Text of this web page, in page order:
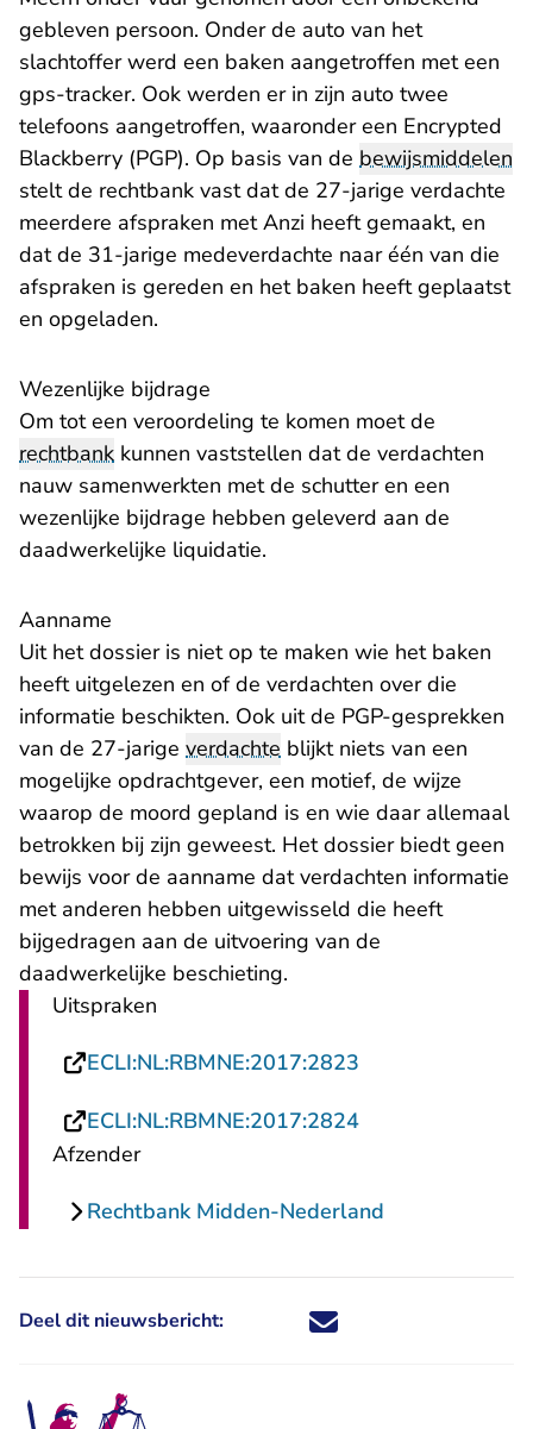
gebleven persoon. Onder de auto van het
slachtoffer werd een baken aangetroffen met een
gps-tracker. Ook werden er in zijn auto twee
telefoons aangetroffen, waaronder een Encrypted
Blackberry (PGP). Op basis van de bewijsmiddelen
stelt de rechtbank vast dat de 27-jarige verdachte
meerdere afspraken met Anzi heeft gemaakt, en
dat de 31-jarige medeverdachte naar één van die
afspraken is gereden en het baken heeft geplaatst
en opgeladen.
Wezenlijke bijdrage
Om tot een veroordeling te komen moet de
rechtbank kunnen vaststellen dat de verdachten
nauw samenwerkten met de schutter en een
wezenlijke bijdrage hebben geleverd aan de
daadwerkelijke liquidatie.
Aanname
Uit het dossier is niet op te maken wie het baken
heeft uitgelezen en of de verdachten over die
informatie beschikten. Ook uit de PGP-gesprekken
van de 27-jarige verdachte blijkt niets van een
mogelijke opdrachtgever, een motief, de wijze
waarop de moord gepland is en wie daar allemaal
betrokken bij zijn geweest. Het dossier biedt geen
bewijs voor de aanname dat verdachten informatie
met anderen hebben uitgewisseld die heeft
bijgedragen aan de uitvoering van de
daadwerkelijke beschieting.
Uitspraken
ECLI:NL:RBMNE:2017:2823
ECLI:NL:RBMNE:2017:2824- U verlaat
Afzender
Rechtbank Midden-Nederland
Deel dit nieuwsbericht: Deel dit nieuwsbericht via X -
Deel dit nieuwsbericht via
Deel dit nieuwsbericht
Deel dit